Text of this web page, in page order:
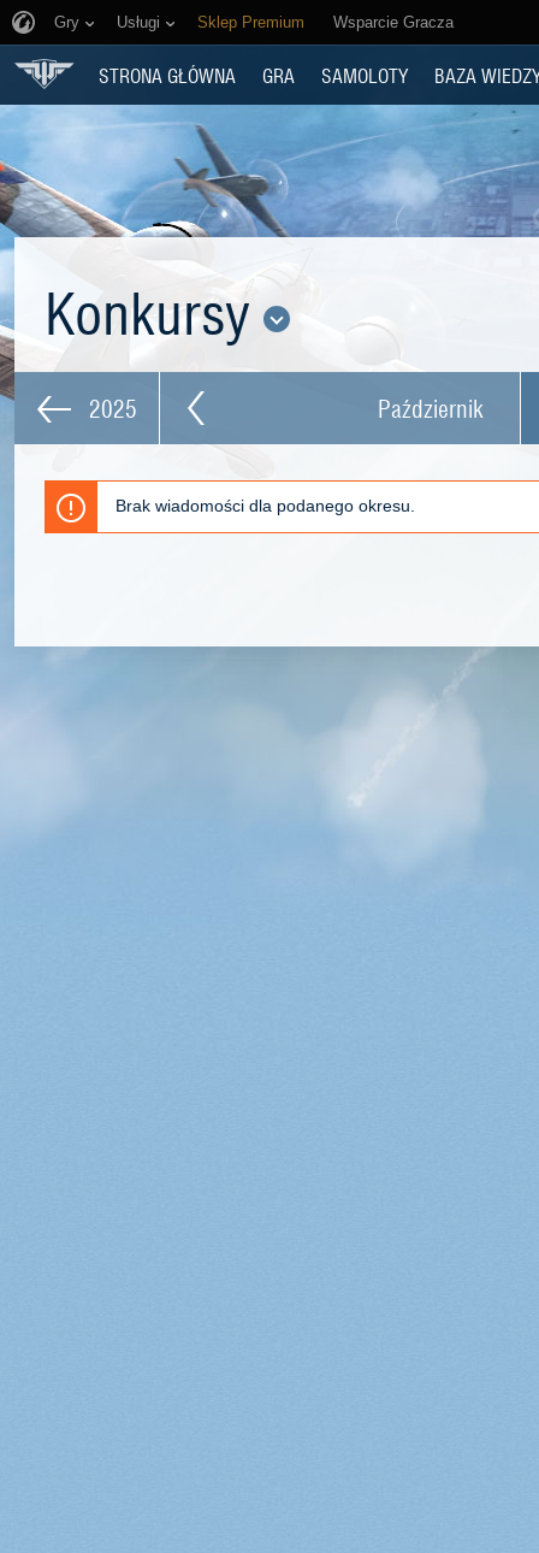
Gry Usługi Sklep Premium Wsparcie Gracza
STRONA GŁÓWNA GRA SAMOLOTY BAZA
Konkursy
2025 Październik
Brak wiadomości dla podanego okresu.